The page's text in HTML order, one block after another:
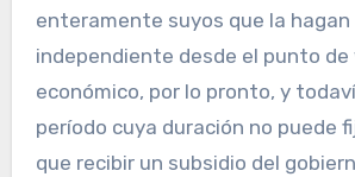
enteramente suyos que la
independiente desde el punto de
económico, por lo pronto, y
período cuya duración no puede
que recibir un subsidio del